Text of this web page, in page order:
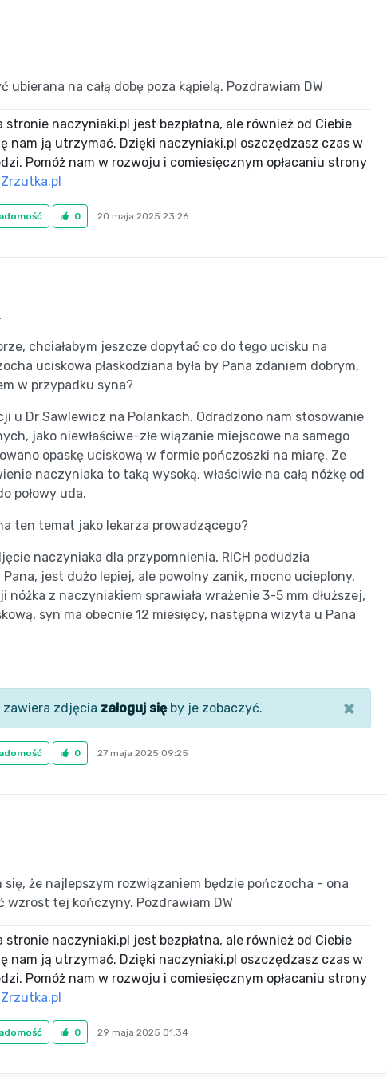
ubierana na całą dobę poza kąpielą. Pozdrawiam DW
naczyniaki.pl jest bezpłatna, ale również od Ciebie
nam ją utrzymać. Dzięki naczyniaki.pl oszczędzasz czas w
Pomóż nam w rozwoju i comiesięcznym opłacaniu strony
Zrzutka.pl
0 20 maja 2025 23:26
chciałabym jeszcze dopytać co do tego ucisku na
uciskowa płaskodziana była by Pana zdaniem dobrym,
w przypadku syna?
u Dr Sawlewicz na Polankach. Odradzono nam stosowanie
jako niewłaściwe-złe wiązanie miejscowe na samego
opaskę uciskową w formie pończoszki na miarę. Ze
naczyniaka to taką wysoką, właściwie na całą nóżkę od
połowy uda.
ten temat jako lekarza prowadzącego?
naczyniaka dla przypomnienia, RICH podudzia
jest dużo lepiej, ale powolny zanik, mocno ucieplony,
z naczyniakiem sprawiała wrażenie 3-5 mm dłuższej,
syn ma obecnie 12 miesięcy, następna wizyta u Pana
zawiera zdjęcia zaloguj sięby je zobaczyć. ×
0 27 maja 2025 09:25
się, że najlepszym rozwiązaniem będzie pończocha - ona
wzrost tej kończyny. Pozdrawiam DW
naczyniaki.pl jest bezpłatna, ale również od Ciebie
nam ją utrzymać. Dzięki naczyniaki.pl oszczędzasz czas w
Pomóż nam w rozwoju i comiesięcznym opłacaniu strony
Zrzutka.pl
0 29 maja 2025 01:34